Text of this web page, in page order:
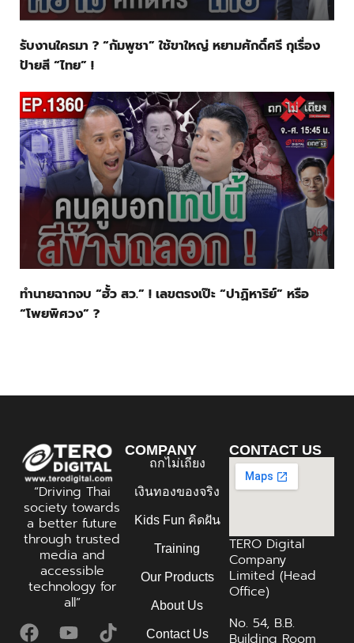
รับงานใครมา ? “กัมพูชา” ใช้ขาใหญ่ หยามศักดิ์ศรี กุเรื่อง
ป้ายสี “ไทย” !
ทำนายฉากจบ “ฮั้ว สว.” ! เลขตรงเป๊ะ “ปาฏิหาริย์” หรือ
“โพยพิศวง” ?
“Driving Thai
society towards
a better future
through trusted
media and
accessible
technology for
all”
COMPANY
ถกไม่เถียง
เงินทองของจริง
Kids Fun คิดฝัน
Training
Our Products
About Us
Contact Us
CONTACT US
TERO Digital
Company
Limited (Head
Office)
No. 54, B.B.
Building Room